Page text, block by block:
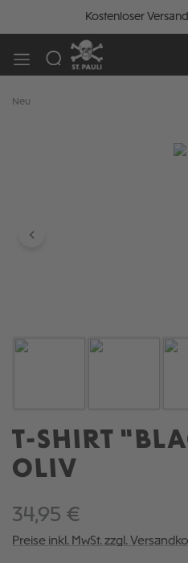
Kostenloser
Neu
T-SHIRT
OLIV
34,95 €
Preise inkl. MwSt. zzgl.